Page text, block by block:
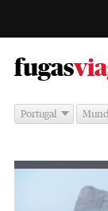
fugas
Portugal